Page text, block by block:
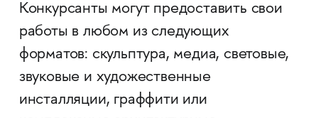
Конкурсанты могут предоставить свои
работы в любом из следующих
форматов: скульптура, медиа, световые,
звуковые и художественные
инсталляции, граффити или